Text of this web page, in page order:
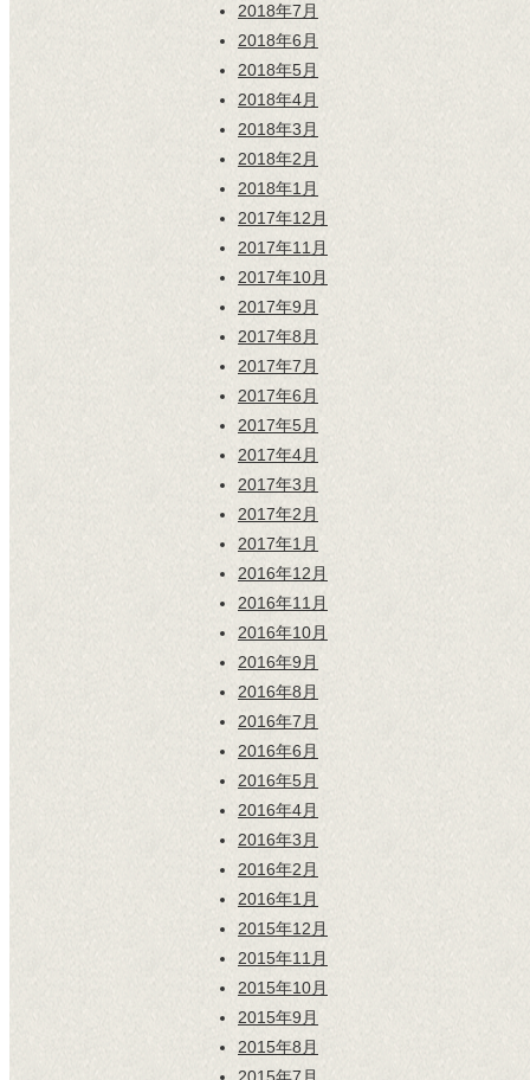
2018年7月
2018年6月
2018年5月
2018年4月
2018年3月
2018年2月
2018年1月
2017年12月
2017年11月
2017年10月
2017年9月
2017年8月
2017年7月
2017年6月
2017年5月
2017年4月
2017年3月
2017年2月
2017年1月
2016年12月
2016年11月
2016年10月
2016年9月
2016年8月
2016年7月
2016年6月
2016年5月
2016年4月
2016年3月
2016年2月
2016年1月
2015年12月
2015年11月
2015年10月
2015年9月
2015年8月